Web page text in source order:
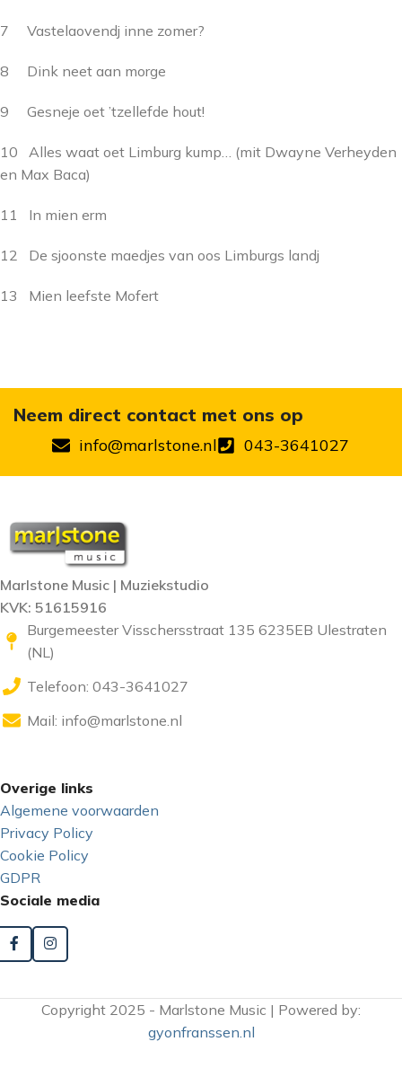
7 Vastelaovendj inne zomer?
8 Dink neet aan morge
9 Gesneje oet ’tzellefde hout!
10 Alles waat oet Limburg kump… (mit Dwayne Verheyden
en Max Baca)
11 In mien erm
12 De sjoonste maedjes van oos Limburgs landj
13 Mien leefste Mofert
Neem direct contact met ons op
info@marlstone.nl 043-3641027
Marlstone Music | Muziekstudio
KVK: 51615916
Burgemeester Visschersstraat 135 6235EB Ulestraten
(NL)
Telefoon: 043-3641027
Mail: info@marlstone.nl
Overige links
Algemene voorwaarden
Privacy Policy
Cookie Policy
GDPR
Sociale media
Copyright 2025 - Marlstone Music | Powered by:
gyonfranssen.nl